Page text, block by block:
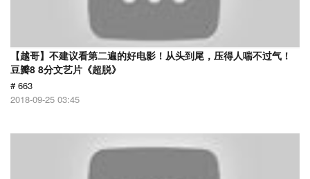
【越哥】不建议看第二遍的好电影！从头到尾，压得人喘不过气！
豆瓣8 8分文艺片《超脱》
# 663
2018-09-25 03:45